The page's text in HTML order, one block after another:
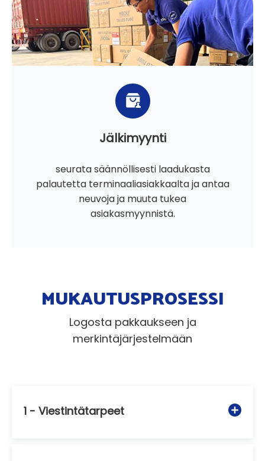
Jälkimyynti
seurata säännöllisesti laadukasta
palautetta terminaaliasiakkaalta ja antaa
neuvoja ja muuta tukea
asiakasmyynnistä.
MUKAUTUSPROSESSI
Logosta pakkaukseen ja
merkintäjärjestelmään
1 - Viestintätarpeet